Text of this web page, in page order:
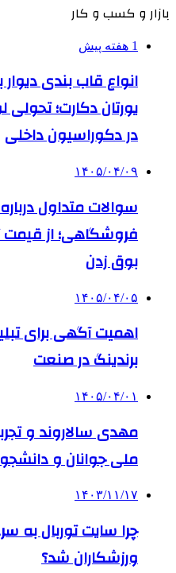
بازار و کسب و کار
1 هفته پیش
انواع قاب بندی
یورتان دکارت؛
در دکوراسیون داخلی
۱۴۰۵/۰۴/۰۹
سوالات متداول
فروشگاهی؛ از
بوق زدن
۱۴۰۵/۰۴/۰۵
اهمیت آگهی برای
برندینگ در صنعت
۱۴۰۵/۰۴/۰۱
مهدی سالاروند و
ملی جوانان و
۱۴۰۳/۱۱/۱۷
چرا سایت توربال به
ورزشکاران شد؟